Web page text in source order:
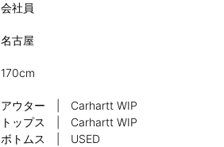
会社員
名古屋
170cm
アウター | Carhartt WIP
トップス | Carhartt WIP
ボトムス | USED